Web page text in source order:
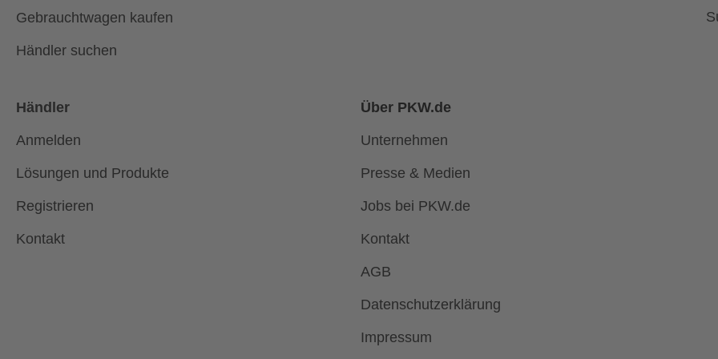
Gebrauchtwagen kaufen
Händler suchen
Händler
Anmelden
Lösungen und Produkte
Registrieren
Kontakt
Über PKW.de
Unternehmen
Presse & Medien
Jobs bei PKW.de
Kontakt
AGB
Datenschutzerklärung
Impressum